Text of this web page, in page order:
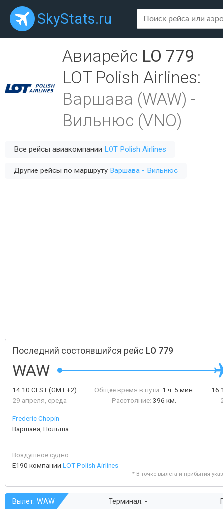
SkyStats.ru
Авиарейс LO 779
LOT Polish Airlines:
Варшава (WAW) -
Вильнюс (VNO)
Все рейсы авиакомпании LOT Polish Airlines
Другие рейсы по маршруту Варшава - Вильнюс
Последний состоявшийся рейс LO 779
WAW
14:10 CEST(GMT +2)
29 апреля, среда
Общее время в пути: 1 ч. 5 мин.
Расстояние: 396 км.
Frederic Chopin
Варшава, Польша
Воздушное судно:
E190 компании LOT Polish Airlines
* В точке вылета и прибытия
Вылет: WAW Терминал: -